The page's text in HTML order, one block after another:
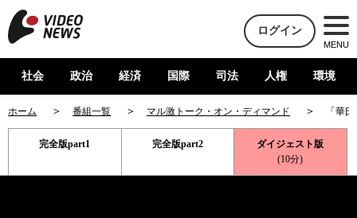
ログイン
MENU
社会 政治 経済 国際 司法 人権 環境
ホーム 番組一覧 マル激トーク・オン・ディマンド 「華
完全版part1 完全版part2
ダイジェスト版
(10分)